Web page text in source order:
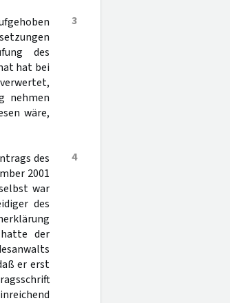
3
des
hat bei
nehmen
wäre,
4
des
2001
war
des
der
er erst